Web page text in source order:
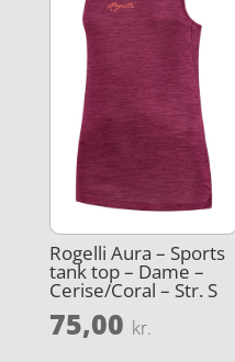
Rogelli Aura – Sports
tank top – Dame –
Cerise/Coral – Str. S
75,00 kr.